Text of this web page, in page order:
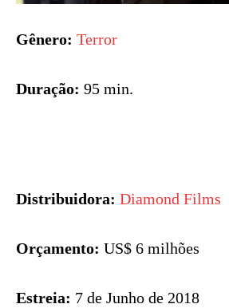
Gênero: Terror
Duração: 95 min.
Distribuidora: Diamond Films
Orçamento: US$ 6 milhões
Estreia: 7 de Junho de 2018